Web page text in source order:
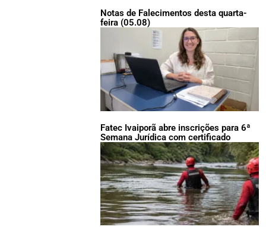
Notas de Falecimentos desta quarta-
feira (05.08)
Fatec Ivaiporã abre inscrições para 6ª
Semana Jurídica com certificado